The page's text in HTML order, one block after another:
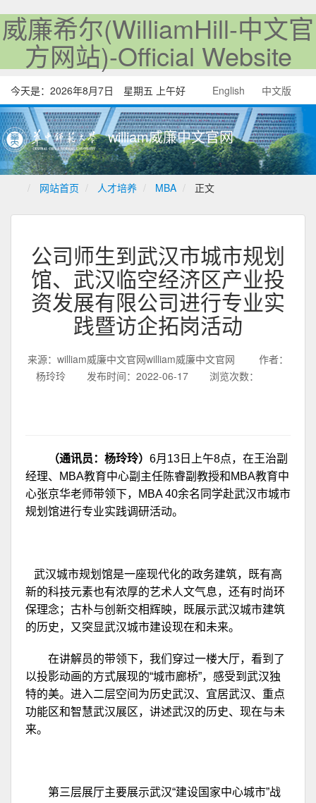
威廉希尔(WilliamHill-中文官
方网站)-Official Website
今天是： 2026年8月7日 星期五 上午好 English 中文版
william威廉中文官网
网站首页 人才培养 MBA 正文
公司师生到武汉市城市规划
馆、武汉临空经济区产业投
资发展有限公司进行专业实
践暨访企拓岗活动
来源：william威廉中文官网william威廉中文官网
作者：
杨玲玲
发布时间：2022-06-17 浏览次数：
（通讯员：杨玲玲） 6月13日上午8点，在王治副
经理、MBA教育中心副主任陈睿副教授和MBA教育中
心张京华老师带领下，MBA 40余名同学赴武汉市城市
规划馆进行专业实践调研活动。
武汉城市规划馆是一座现代化的政务建筑，既有高
新的科技元素也有浓厚的艺术人文气息，还有时尚环
保理念；古朴与创新交相辉映，既展示武汉城市建筑
的历史，又突显武汉城市建设现在和未来。
在讲解员的带领下，我们穿过一楼大厅，看到了
以投影动画的方式展现的“城市廊桥”，感受到武汉独
特的美。进入二层空间为历史武汉、宜居武汉、重点
功能区和智慧武汉展区，讲述武汉的历史、现在与未
来。
第三层展厅主要展示武汉“建设国家中心城市”战